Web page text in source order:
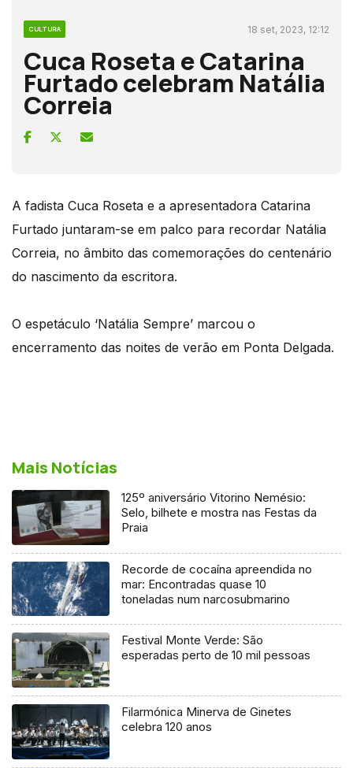
CULTURA 18 set, 2023, 12:12
Cuca Roseta e Catarina
Furtado celebram Natália
Correia
A fadista Cuca Roseta e a apresentadora Catarina
Furtado juntaram-se em palco para recordar Natália
Correia, no âmbito das comemorações do centenário
do nascimento da escritora.
O espetáculo ‘Natália Sempre’ marcou o
encerramento das noites de verão em Ponta Delgada.
Mais Notícias
125º aniversário Vitorino Nemésio:
Selo, bilhete e mostra nas Festas da
Praia
Recorde de cocaína apreendida no
mar: Encontradas quase 10
toneladas num narcosubmarino
Festival Monte Verde: São
esperadas perto de 10 mil pessoas
Filarmónica Minerva de Ginetes
celebra 120 anos